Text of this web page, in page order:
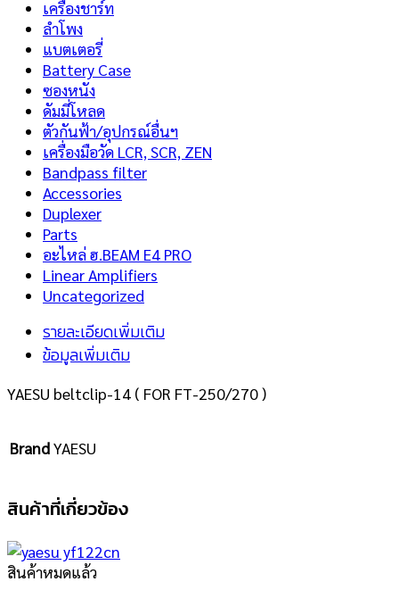
เครื่องชาร์ท
ลำโพง
แบตเตอรี่
Battery Case
ซองหนัง
ดัมมี่โหลด
ตัวกันฟ้า/อุปกรณ์อื่นฯ
เครื่องมือวัด LCR, SCR, ZEN
Bandpass filter
Accessories
Duplexer
Parts
อะไหล่ ฮ.BEAM E4 PRO
Linear Amplifiers
Uncategorized
รายละเอียดเพิ่มเติม
ข้อมูลเพิ่มเติม
YAESU beltclip-14 ( FOR FT-250/270 )
BrandYAESU
สินค้าที่เกี่ยวข้อง
สินค้าหมดแล้ว